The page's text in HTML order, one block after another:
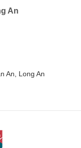
An
An, Long An